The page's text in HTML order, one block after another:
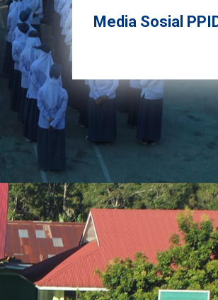
Media Sosial